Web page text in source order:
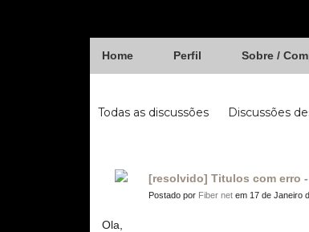
Home Perfil Sobre /
Todas as discussões
Discussões
[resolvido] Titulos com erro
Postado por Fiber net em 17 de Janeiro
Ola,